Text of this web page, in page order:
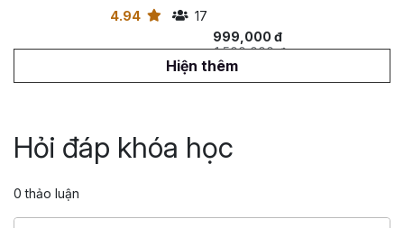
4.94
17
999,000 đ
1,500,000 đ
Tổng số 1 giờ
5 bài giảng
Hiện thêm
Hỏi đáp khóa học
0 thảo luận